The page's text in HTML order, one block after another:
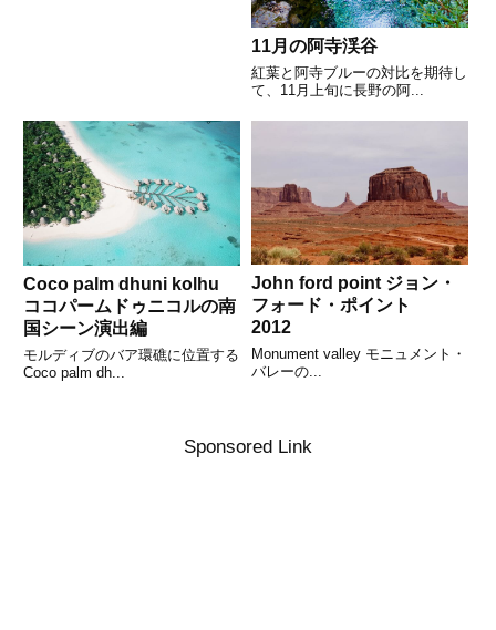
11月の阿寺渓谷
紅葉と阿寺ブルーの対比を期待し
て、11月上旬に長野の阿...
Coco palm dhuni kolhu
ココパームドゥニコルの南
国シーン演出編
モルディブのバア環礁に位置する
Coco palm dh...
John ford point ジョン・
フォード・ポイント
2012
Monument valley モニュメント・
バレーの...
Sponsored Link